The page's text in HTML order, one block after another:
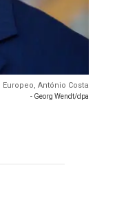
António Costa
- Georg Wendt/dpa